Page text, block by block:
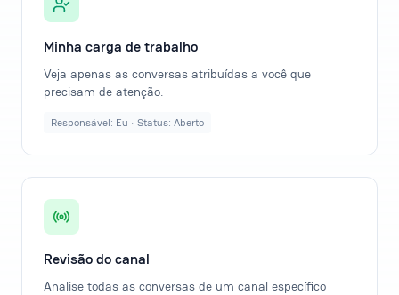
Minha carga de trabalho
Veja apenas as conversas atribuídas a você que
precisam de atenção.
Responsável: Eu · Status: Aberto
Revisão do canal
Analise todas as conversas de um canal específico